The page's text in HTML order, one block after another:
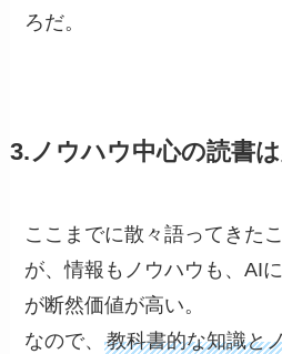
ろだ。
3.ノウハウ中心の読書
ここまでに散々語ってきた
が、情報もノウハウも、AI
が断然価値が高い。
なので、教科書的な知識と